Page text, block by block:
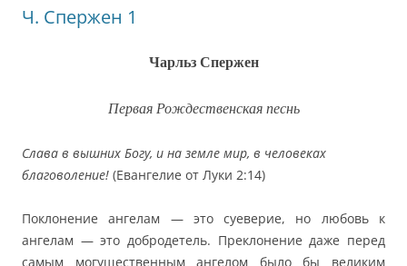
Ч. Спержен 1
Чарльз Спержен
Первая Рождественская песнь
Слава в вышних Богу, и на земле мир, в человеках
благоволение! (Евангелие от Луки 2:14)
Поклонение ангелам — это суеверие, но любовь к
ангелам — это добродетель. Преклонение даже перед
самым могущественным ангелом было бы великим